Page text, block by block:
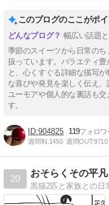
このブログのここがポ
幅広い話題
季節のスイーツから日常の
扱っています。バラエティ
と、心くすぐる詳細な描写
な喜びや発見を楽しく伝え
ユーモアや個人的な裏話も
す。
904825 119
週間IN:1450 週間OUT:9710
20
おそらくその平
黒猫2匹と家族との日